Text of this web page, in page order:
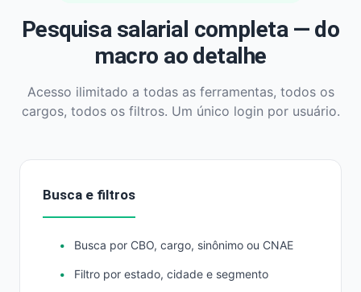
Pesquisa salarial completa — do
macro ao detalhe
Acesso ilimitado a todas as ferramentas, todos os
cargos, todos os filtros. Um único login por usuário.
Busca e filtros
Busca por CBO, cargo, sinônimo ou CNAE
Filtro por estado, cidade e segmento